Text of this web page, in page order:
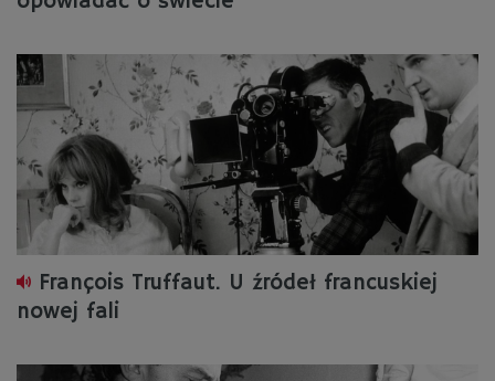
François Truffaut. U źródeł francuskiej
nowej fali